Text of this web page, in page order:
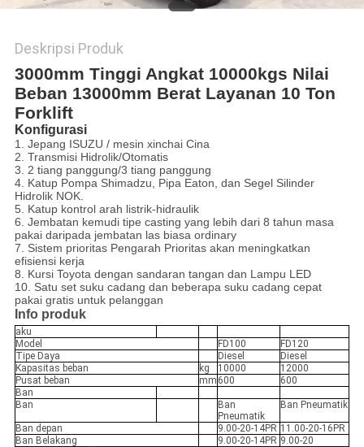
Deskripsi Produk
3000mm Tinggi Angkat 10000kgs Nilai
Beban 13000mm Berat Layanan 10 Ton
Forklift
Konfigurasi
1. Jepang ISUZU / mesin xinchai Cina
2. Transmisi Hidrolik/Otomatis
3. 2 tiang panggung/3 tiang panggung
4. Katup Pompa Shimadzu, Pipa Eaton, dan Segel Silinder
Hidrolik NOK.
5. Katup kontrol arah listrik-hidraulik
6. Jembatan kemudi tipe casting yang lebih dari 8 tahun masa
pakai daripada jembatan las biasa ordinary
7. Sistem prioritas Pengarah Prioritas akan meningkatkan
efisiensi kerja
8. Kursi Toyota dengan sandaran tangan dan Lampu LED
10. Satu set suku cadang dan beberapa suku cadang cepat
pakai gratis untuk pelanggan
Info produk
aku
Model
FD100
FD120
Tipe Daya
Diesel
Diesel
Kapasitas beban
kg 10000
12000
Pusat beban
mm 600
600
Ban
Ban
Ban
Pneumatik
Ban Pneumatik
Ban depan 9.00-20-14PR 11.00-20-16PR
Ban Belakang
9.00-20-14PR 9.00-20